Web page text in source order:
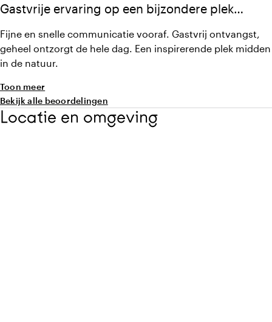
Gastvrije ervaring op een bijzondere plek
Fijne en snelle communicatie vooraf. Gastvrij ontvangst,
geheel ontzorgt de hele dag. Een inspirerende plek midden
in de natuur.
Toon meer
Bekijk alle beoordelingen
Locatie en omgeving